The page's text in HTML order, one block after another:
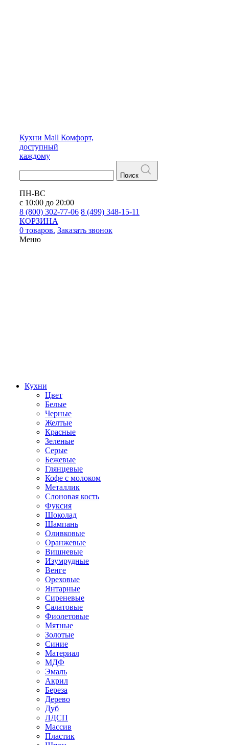
Кухни Mall Комфорт,
доступный
каждому
Поиск
ПН-ВС
с 10:00 до 20:00
8 (800) 302-77-06 8 (499) 348-15-11
КОРЗИНА
0 товаров. Заказать звонок
Меню
Кухни
Цвет
Белые
Черные
Желтые
Красные
Зеленые
Серые
Бежевые
Глянцевые
Кофе с молоком
Металлик
Слоновая кость
Фуксия
Шоколад
Шампань
Оливковые
Оранжевые
Вишневые
Изумрудные
Венге
Ореховые
Янтарные
Сиреневые
Салатовые
Фиолетовые
Мятные
Золотые
Синие
Материал
МДФ
Эмаль
Акрил
Береза
Дерево
Дуб
ЛДСП
Массив
Пластик